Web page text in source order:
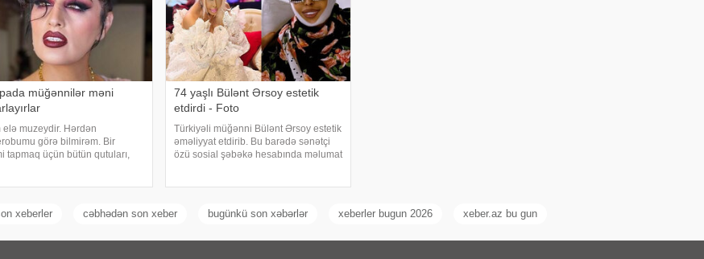
müğənnilər məni
elə muzeydir. Hərdən
görə bilmirəm. Bir
tapmaq üçün bütün qutuları,
74 yaşlı Bülənt Ərsoy estetik
etdirdi - Foto
Türkiyəli müğənni Bülənt Ərsoy estetik
əməliyyat etdirib. Bu barədə sənətçi
özü sosial şəbəkə hesabında məlumat
xeberler cəbhədən son xeber bugünkü son xəbərlər xeberler bugun 2026 xeber.az bu gun